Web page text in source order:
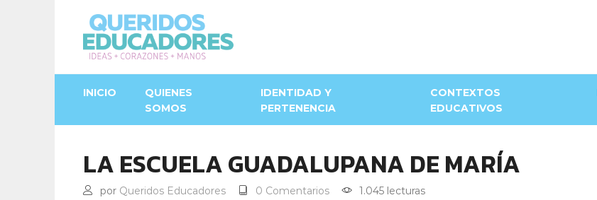
INICIO
QUIENES
SOMOS
IDENTIDAD Y
PERTENENCIA
CONTEXTOS
EDUCATIVOS
LA ESCUELA GUADALUPANA DE MARÍA
por Queridos Educadores 0 Comentarios 1.045 lecturas